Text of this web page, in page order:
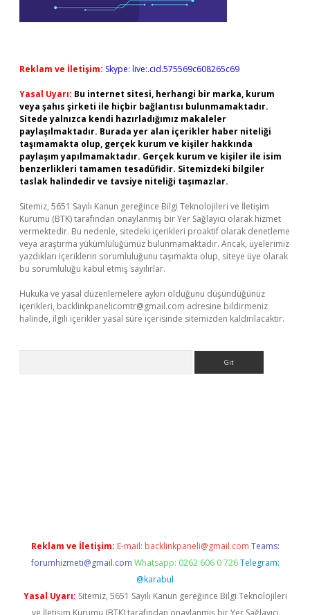
Reklam ve İletişim: Skype: live:.cid.575569c608265c69
Yasal Uyarı: Bu internet sitesi, herhangi bir marka, kurum
veya şahıs şirketi ile hiçbir bağlantısı bulunmamaktadır.
Sitede yalnızca kendi hazırladığımız makaleler
paylaşılmaktadır. Burada yer alan içerikler haber niteliği
taşımamakta olup, gerçek kurum ve kişiler hakkında
paylaşım yapılmamaktadır. Gerçek kurum ve kişiler ile isim
benzerlikleri tamamen tesadüfidir. Sitemizdeki bilgiler
taslak halindedir ve tavsiye niteliği taşımazlar.
Sitemiz, 5651 Sayılı Kanun gereğince Bilgi Teknolojileri ve İletişim
Kurumu (BTK) tarafından onaylanmış bir Yer Sağlayıcı olarak hizmet
vermektedir. Bu nedenle, sitedeki içerikleri proaktif olarak denetleme
veya araştırma yükümlülüğümüz bulunmamaktadır. Ancak, üyelerimiz
yazdıkları içeriklerin sorumluluğunu taşımakta olup, siteye üye olarak
bu sorumluluğu kabul etmiş sayılırlar.
Hukuka ve yasal düzenlemelere aykırı olduğunu düşündüğünüz
içerikleri, backlinkpanelicomtr@gmail.com adresine bildirmeniz
halinde, ilgili içerikler yasal süre içerisinde sitemizden kaldırılacaktır.
Reklam ve İletişim: E-mail: backlinkpaneli@gmail.com Teams:
forumhizmeti@gmail.com Whatsapp: 0262 606 0 726 Telegram:
@karabul
Yasal Uyarı: Sitemiz, 5651 Sayılı Kanun gereğince Bilgi Teknolojileri
ve İletişim Kurumu (BTK) tarafından onaylanmış bir Yer Sağlayıcı